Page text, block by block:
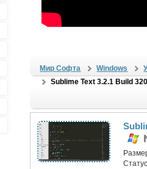
Мир Софта Windows
Sublime Text 3.2.1 Build